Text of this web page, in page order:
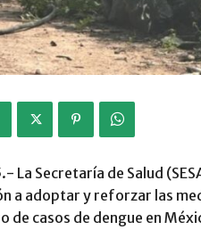
Secretaría de Salud
a adoptar y reforzar las
casos de dengue en